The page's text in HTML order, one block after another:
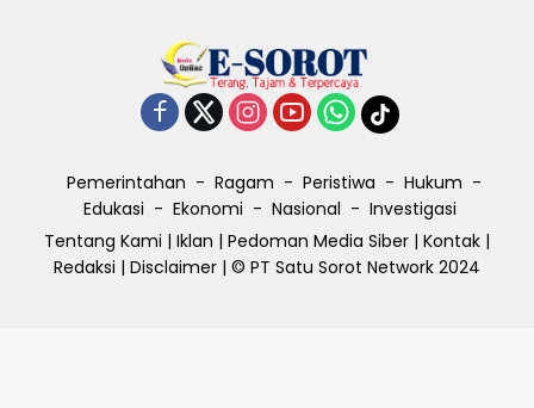
Pemerintahan Ragam Peristiwa
Hukum
Edukasi
Ekonomi Nasional
Investigasi
Tentang Kami | Iklan | Pedoman Media Siber | Kontak |
Redaksi | Disclaimer | © PT Satu Sorot Network 2024